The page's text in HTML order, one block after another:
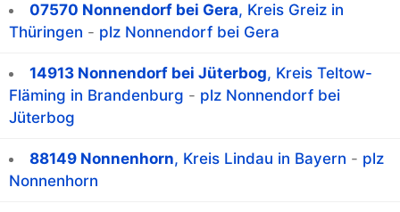
07570 Nonnendorf bei Gera, Kreis Greiz in
Thüringen - plz Nonnendorf bei Gera
14913 Nonnendorf bei Jüterbog, Kreis Teltow-
Fläming in Brandenburg - plz Nonnendorf bei
Jüterbog
88149 Nonnenhorn, Kreis Lindau in Bayern - plz
Nonnenhorn